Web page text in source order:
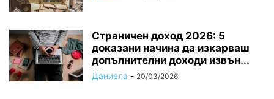
Страничен доход 2026: 5
доказани начина да изкарваш
допълнителни доходи извън...
Даниела - 20/03/2026